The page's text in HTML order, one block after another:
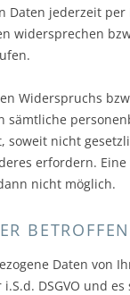
Daten jederzeit
widersprechen
Widerspruchs
sämtliche
soweit nicht
erfordern. Eine
nicht möglich.
Daten von
DSGVO und